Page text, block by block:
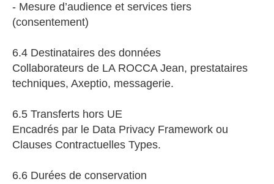
- Mesure d’audience et services tiers
(consentement)
6.4 Destinataires des données
Collaborateurs de LA ROCCA Jean, prestataires
techniques, Axeptio, messagerie.
6.5 Transferts hors UE
Encadrés par le Data Privacy Framework ou
Clauses Contractuelles Types.
6.6 Durées de conservation